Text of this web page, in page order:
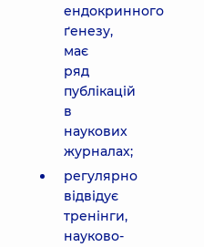
ендокринного
ґенезу,
має
ряд
публікацій
в
наукових
журналах;
регулярно
відвідує
тренінги,
науково-